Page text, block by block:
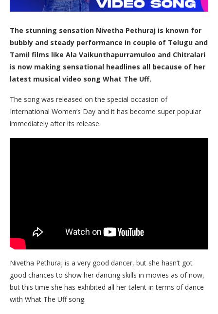
The stunning sensation Nivetha Pethuraj is known for
bubbly and steady performance in couple of Telugu and
Tamil films like Ala Vaikunthapurramuloo and Chitralari
is now making sensational headlines all because of her
latest musical video song What The Uff.
The song was released on the special occasion of
International Women’s Day and it has become super popular
immediately after its release.
Nivetha Pethuraj is a very good dancer, but she hasn’t got
good chances to show her dancing skills in movies as of now,
but this time she has exhibited all her talent in terms of dance
with What The Uff song.